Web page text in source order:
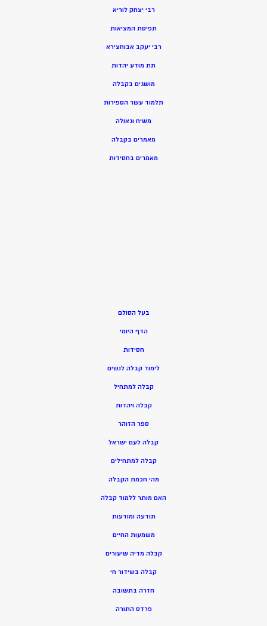
רבי יצחק לוריא
תפיסת המציאות
רבי יעקב אבוחצירא
תת מודע יהדות
מושגים בקבלה
תלמוד עשר הספירות
משיח וגאולה
מאמרים בקבלה
מאמרים בחסידות
בעל הסולם
הדף היומי
חסידות
לימוד קבלה לנשים
קבלה למתחיל
קבלה ויהדות
ספר הזוהר
קבלה לעם ישראל
קבלה למתחילים
מהי חכמת הקבלה
האם מותר ללמוד קבלה
תודעה ומודעות
משמעות החיים
קבלה מדיה שיעורים
קבלה בשידור חי
חזרה בתשובה
פרדס התורה